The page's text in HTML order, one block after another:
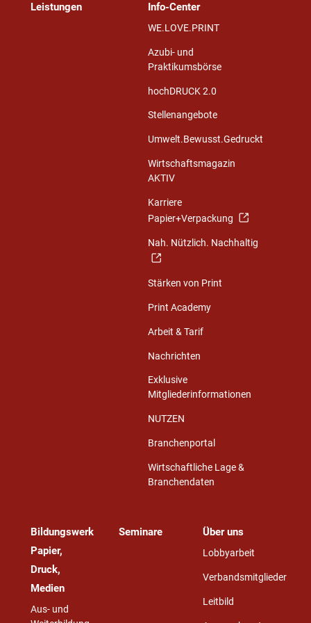
Leistungen Info-Center
WE.LOVE.PRINT
Azubi- und
Praktikumsbörse
hochDRUCK 2.0
Stellenangebote
Umwelt.Bewusst.Gedruckt
Wirtschaftsmagazin
AKTIV
Karriere
Papier+Verpackung
Nah. Nützlich. Nachhaltig
Stärken von Print
Print Academy
Arbeit & Tarif
Nachrichten
Exklusive
Mitgliederinformationen
NUTZEN
Branchenportal
Wirtschaftliche Lage &
Branchendaten
Bildungswerk
Papier,
Druck,
Medien
Aus- und
Seminare Über uns
Lobbyarbeit
Verbandsmitglieder
Leitbild